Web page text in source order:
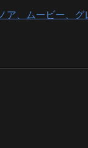
ア、ムービー、グ